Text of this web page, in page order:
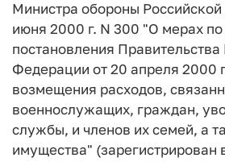
Министра обороны
июня 2000 г. N 300 "О мерах
постановления Правительства
Федерации от 20 апреля 2000
возмещения расходов,
военнослужащих, граждан,
службы, и членов их семей, а
имущества" (зарегистрирован